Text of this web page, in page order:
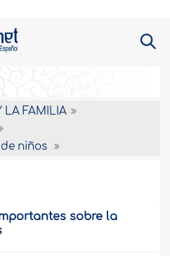
LA FAMILIA
niños
sobre la